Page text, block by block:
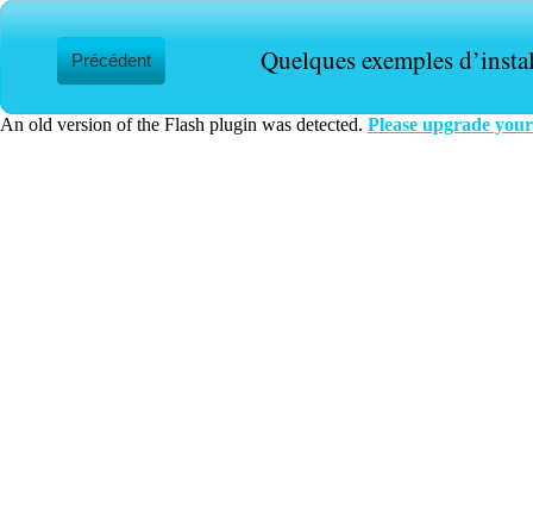
An old version of the Flash plugin was detected. Please upgrade
Quelques exemples
Précédent